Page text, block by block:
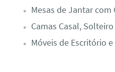
Mesas de Jantar com
Camas Casal,
Móveis de Escritório